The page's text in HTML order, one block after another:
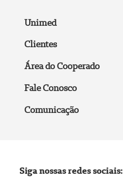
Unimed
Clientes
Área do Cooperado
Fale Conosco
Comunicação
Siga nossas redes sociais: